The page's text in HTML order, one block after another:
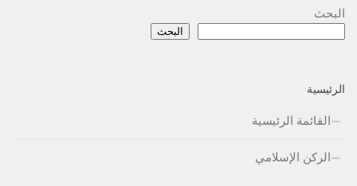
البحث
البحث
الرئيسية
القائمة الرئيسية
الركن الإسلامي